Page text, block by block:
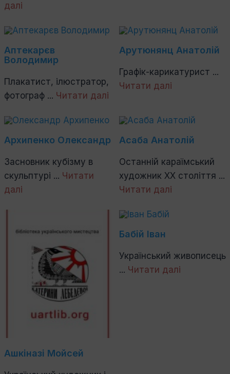
далі
Аптекарєв
Володимир
Плакатист, ілюстратор,
фотограф ... Читати далі
Арутюнянц Анатолій
Графік-карикатурист ...
Читати далі
Архипенко Олександр
Засновник кубізму в
скульптурі ... Читати
далі
Асаба Анатолій
Останній караїмський
художник ХХ століття ...
Читати далі
Ашкіназі Мойсей
Бабій Іван
Український живописець
... Читати далі